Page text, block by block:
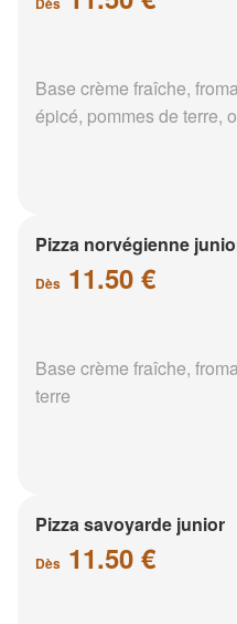
Base crème fraîche,
épicé, pommes de terre,
Pizza norvégienne
Dès 11.50 €
Base crème fraîche,
terre
Pizza savoyarde junior
Dès 11.50 €